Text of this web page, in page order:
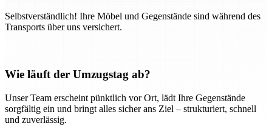
Selbstverständlich! Ihre Möbel und Gegenstände sind während des
Transports über uns versichert.
Wie läuft der Umzugstag ab?
Unser Team erscheint pünktlich vor Ort, lädt Ihre Gegenstände
sorgfältig ein und bringt alles sicher ans Ziel – strukturiert, schnell
und zuverlässig.